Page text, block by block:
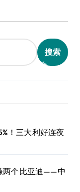
搜索
！三大利好连夜
两个比亚迪——中